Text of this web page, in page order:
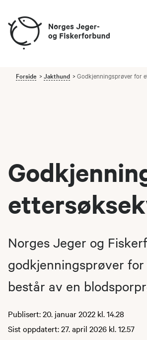
Forside Jakthund Godkjenningsprøver for
Norges Jeger og
godkjenningsprøver
består av en
Publisert: 20. januar 2022 kl. 14.28
Sist oppdatert: 27. april 2026 kl. 12.57